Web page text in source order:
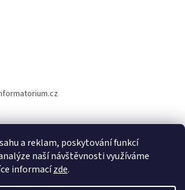
a reklam, poskytování funkcí
naší návštěvnosti využíváme
informacízde.